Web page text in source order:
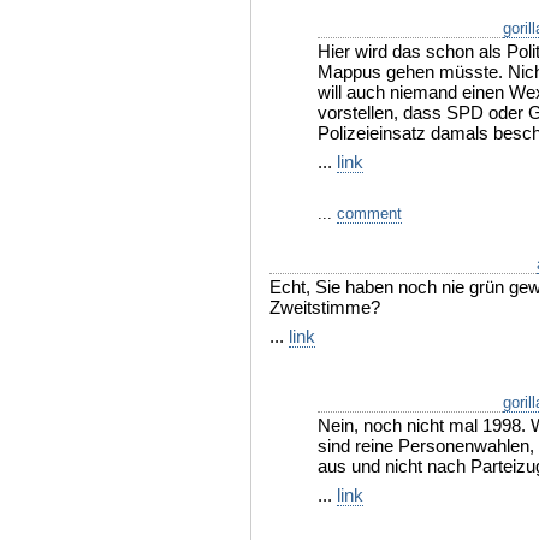
Hier wird das schon als
Mappus gehen müsste.
will auch niemand einen
vorstellen, dass SPD oder
Polizeieinsatz damals
... link
... comment
Echt, Sie haben noch nie grün
Zweitstimme?
... link
Nein, noch nicht mal 1998.
sind reine
aus und nicht nach
... link